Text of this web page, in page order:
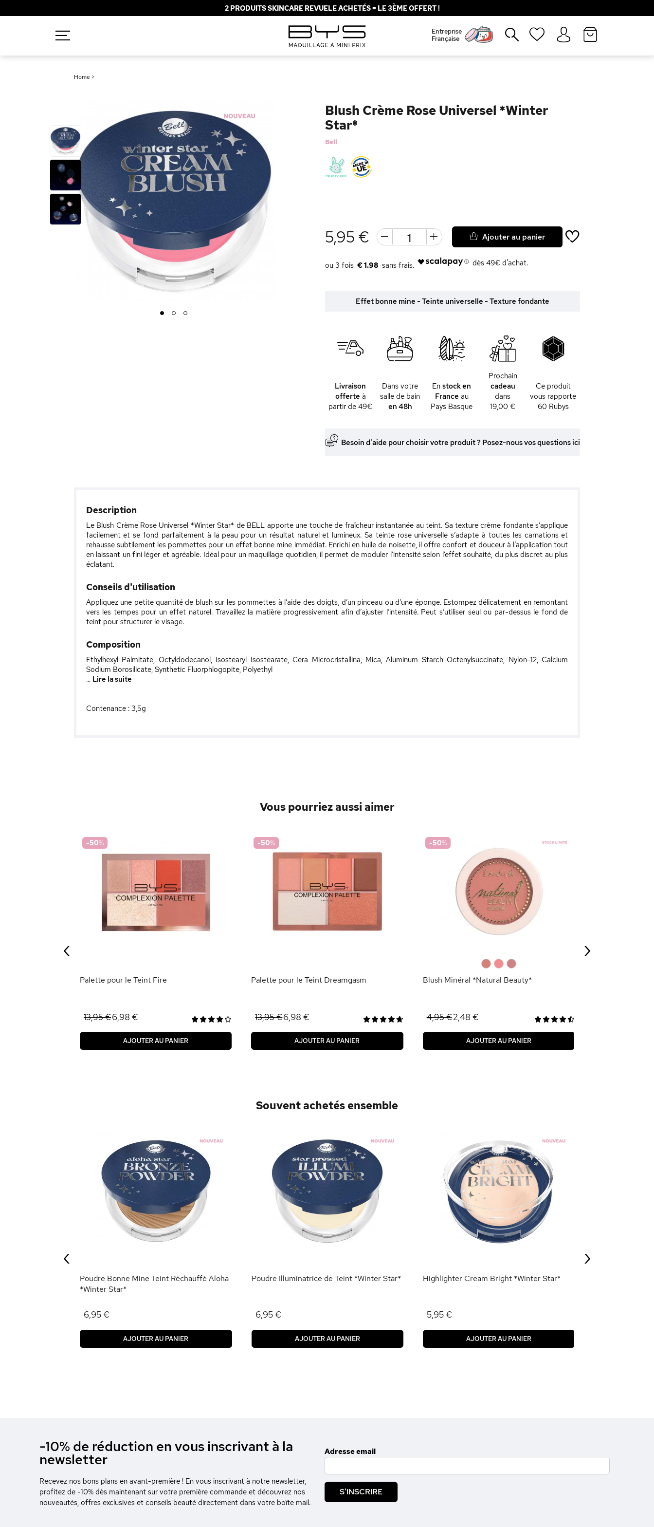
2 PRODUITS SKINCARE REVUELE ACHETÉS = LE 3ÈME OFFERT !
Entreprise
Française
Home >
1 2 3
Blush Crème Rose Universel *Winter
Star*
Bell
5,95 €
€ 1.98 dès 49€ d'achat.
Ajouter au panier
Effet bonne mine - Teinte universelle - Texture fondante
Livraison
offerte à
partir de 49€
Dans votre
salle de bain
en 48h
Enstock en
France au
Pays Basque
Prochain
cadeau
dans
19,00 €
Ce produit
vous rapporte
60 Rubys
Besoin d'aide pour choisir votre produit ? Posez-nous vos questions ici
Description
Le Blush Crème Rose Universel *Winter Star* de BELL apporte une touche de fraîcheur instantanée au teint. Sa texture crème fondante s’applique
facilement et se fond parfaitement à la peau pour un résultat naturel et lumineux. Sa teinte rose universelle s’adapte à toutes les carnations et
rehausse subtilement les pommettes pour un effet bonne mine immédiat. Enrichi en huile de noisette, il offre confort et douceur à l’application tout
en laissant un fini léger et agréable. Idéal pour un maquillage quotidien, il permet de moduler l’intensité selon l’effet souhaité, du plus discret au plus
éclatant.
Conseils d'utilisation
Appliquez une petite quantité de blush sur les pommettes à l’aide des doigts, d’un pinceau ou d’une éponge. Estompez délicatement en remontant
vers les tempes pour un effet naturel. Travaillez la matière progressivement afin d’ajuster l’intensité. Peut s’utiliser seul ou par-dessus le fond de
teint pour structurer le visage.
Composition
Ethylhexyl Palmitate, Octyldodecanol, Isostearyl Isostearate, Cera Microcristallina, Mica, Aluminum Starch Octenylsuccinate, Nylon-12, Calcium
Sodium Borosilicate, Synthetic Fluorphlogopite, Polyethyl
... Lire la suite
Contenance : 3,5g
Vous pourriez aussi aimer
-50%
Palette pour le Teint Fire
13,95 €6,98 €
AJOUTER AU PANIER
-50%
Palette pour le Teint Dreamgasm
13,95 €6,98 €
AJOUTER AU PANIER
-50%
Blush Minéral *Natural Beauty*
4,95 €2,48 €
AJOUTER AU PANIER
‹ ›
Souvent achetés ensemble
Poudre Bonne Mine Teint Réchauffé Aloha
*Winter Star*
6,95 €
AJOUTER AU PANIER
Poudre Illuminatrice de Teint *Winter Star*
6,95 €
AJOUTER AU PANIER
Highlighter Cream Bright *Winter Star*
5,95 €
AJOUTER AU PANIER
‹ ›
Solaire
Brumes
Blush
Rouge à Lèvres
-10% de réduction en vous inscrivant à la
newsletter
Recevez nos bons plans en avant-première ! En vous inscrivant à notre newsletter,
profitez de -10% dès maintenant sur votre première commande et découvrez nos
nouveautés, offres exclusives et conseils beauté directement dans votre boîte mail.
Adresse email
S'INSCRIRE